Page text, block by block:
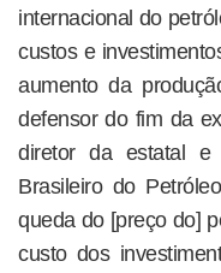
internacional do
custos e
aumento da
defensor do fim da
diretor da estatal e
Brasileiro do
queda do [preço do]
custo dos